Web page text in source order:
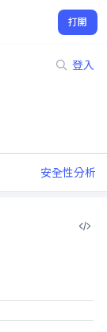
打開
登入
安全性分析